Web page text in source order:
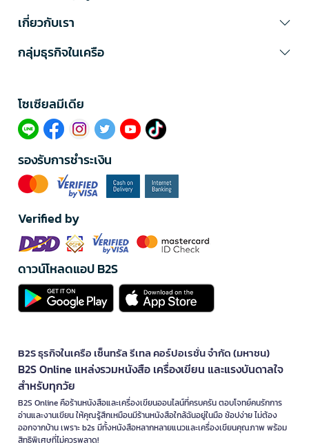
เกี่ยวกับเรา
กลุ่มธุรกิจในเครือ
โซเซียลมีเดีย​
รองรับการชำระเงิน
Verified by
ดาวน์โหลดแอป B2S
B2S ธุรกิจในเครือ เซ็นทรัล รีเทล คอร์ปอเรชั่น จำกัด (มหาชน)
B2S Online แหล่งรวมหนังสือ เครื่องเขียน และแรงบันดาลใจ
สำหรับทุกวัย
B2S Online คือร้านหนังสือและเครื่องเขียนออนไลน์ที่ครบครัน ตอบโจทย์คนรักการ
อ่านและงานเขียน ให้คุณรู้สึกเหมือนมีร้านหนังสือใกล้ฉันอยู่ในมือ ช้อปง่าย ไม่ต้อง
ออกจากบ้าน เพราะ b2s มีทั้งหนังสือหลากหลายแนวและเครื่องเขียนคุณภาพ พร้อม
สิทธิพิเศษที่ไม่ควรพลาด!